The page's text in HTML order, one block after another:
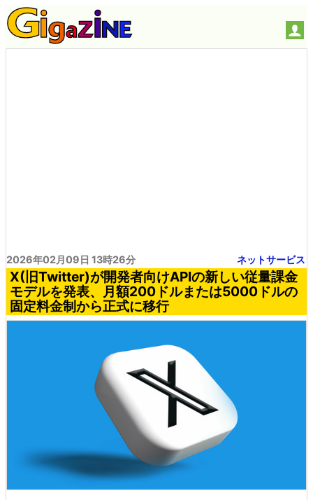
2026年02月09日 13時26分 ネットサービス
X(旧Twitter)が開発者向けAPIの新しい従量課金
モデルを発表、月額200ドルまたは5000ドルの
固定料金制から正式に移行